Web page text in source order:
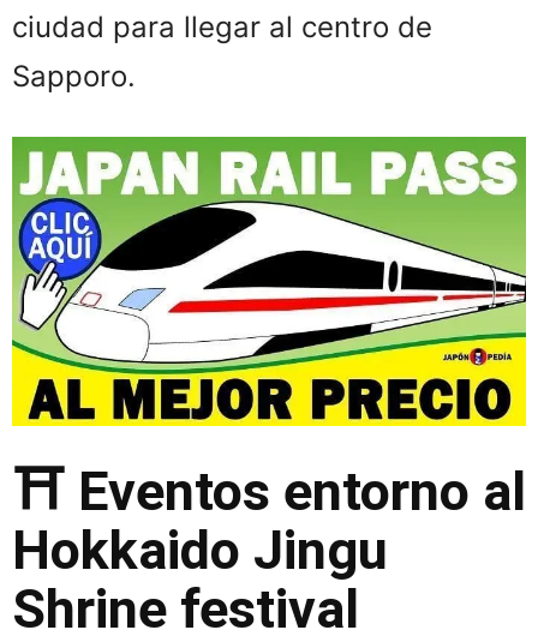
ciudad para llegar al centro de
Sapporo.
⛩ Eventos entorno al
Hokkaido Jingu
Shrine festival